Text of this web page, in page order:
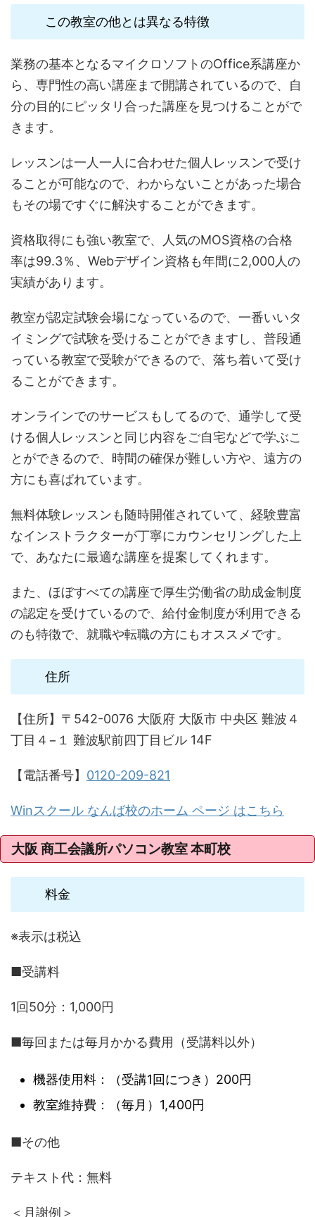
この教室の他とは異なる特徴
業務の基本となるマイクロソフトのOffice系講座か
ら、専門性の高い講座まで開講されているので、自
分の目的にピッタリ合った講座を見つけることがで
きます。
レッスンは一人一人に合わせた個人レッスンで受け
ることが可能なので、わからないことがあった場合
もその場ですぐに解決することができます。
資格取得にも強い教室で、人気のMOS資格の合格
率は99.3％、Webデザイン資格も年間に2,000人の
実績があります。
教室が認定試験会場になっているので、一番いいタ
イミングで試験を受けることができますし、普段通
っている教室で受験ができるので、落ち着いて受け
ることができます。
オンラインでのサービスもしてるので、通学して受
ける個人レッスンと同じ内容をご自宅などで学ぶこ
とができるので、時間の確保が難しい方や、遠方の
方にも喜ばれています。
無料体験レッスンも随時開催されていて、経験豊富
なインストラクターが丁寧にカウンセリングした上
で、あなたに最適な講座を提案してくれます。
また、ほぼすべての講座で厚生労働省の助成金制度
の認定を受けているので、給付金制度が利用できる
のも特徴で、就職や転職の方にもオススメです。
住所
【住所】〒542-0076 大阪府 大阪市 中央区 難波４
丁目４−１ 難波駅前四丁目ビル 14F
【電話番号】 0120-209-821
Winスクール なんば校のホーム ページ はこちら
大阪 商工会議所パソコン教室 本町校
料金
※表示は税込
■受講料
1回50分：1,000円
■毎回または毎月かかる費用（受講料以外）
機器使用料：（受講1回につき）200円
教室維持費：（毎月）1,400円
■その他
テキスト代：無料
＜月謝例＞